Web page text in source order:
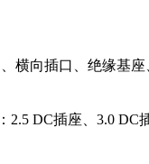
向插口、绝缘基
DC插座、3.0 DC插